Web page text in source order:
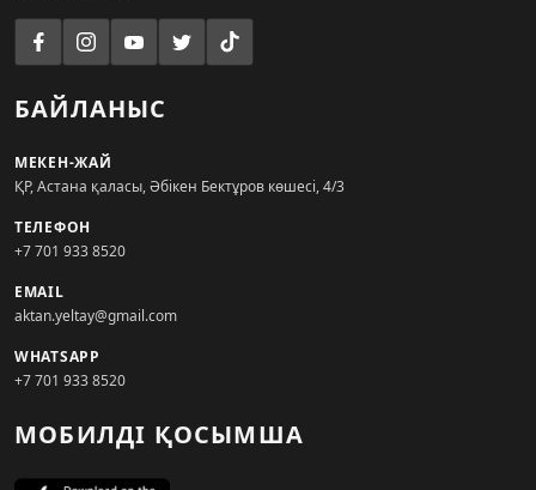
БАЙЛАНЫС
МЕКЕН-ЖАЙ
ҚР, Астана қаласы, Әбікен Бектұров көшесі, 4/3
ТЕЛЕФОН
+7 701 933 8520
EMAIL
aktan.yeltay@gmail.com
WHATSAPP
+7 701 933 8520
МОБИЛДІ ҚОСЫМША